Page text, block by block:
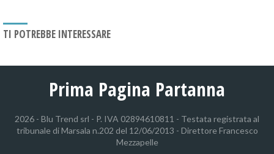
TI POTREBBE INTERESSARE
Prima Pagina Partanna
2026 - Blu Trend srl - P. IVA 02894610811 - Testata registrata al
tribunale di Marsala n.202 del 12/06/2013 - Direttore Francesco
Mezzapelle